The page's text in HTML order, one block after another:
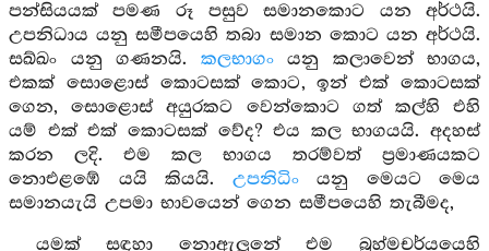
පන්සියයක් පමණ රූ පසුව සමානකොට යන අර්ථයි.
උපනිධාය යනු සමීපයෙහි තබා සමාන කොට යන අර්ථයි.
සඛ්ඛං යනු ගණනයි. කලභාගං යනු කලාවෙන් භාගය,
එකක් සොළොස් කොටසක් කොට, ඉන් එක් කොටසක්
ගෙන, සොළොස් අයුරකට වෙන්කොට ගත් කල්හි එහි
යම් එක් එක් කොටසක් වේද? එය කල භාගයයි. අදහස්
කරන ලදි. එම කල භාගය තරම්වත් ප්‍රමාණයකට
නොඑළඹේ යයි කියයි. උපනිධිංයනු මෙයට මෙය
සමානයැයි උපමා භාවයෙන් ගෙන සමීපයෙහි තැබීමද,
යමක් සඳහා නොඇලුනේ එම බ්‍රහ්මචර්යයෙහි